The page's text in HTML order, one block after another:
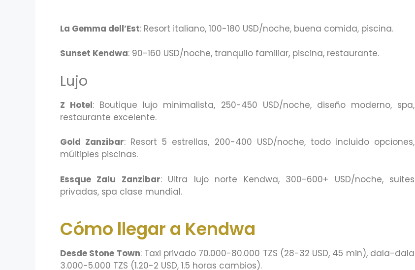
La Gemma dell’Est: Resort italiano, 100-180 USD/noche, buena comida, piscina.
Sunset Kendwa: 90-160 USD/noche, tranquilo familiar, piscina, restaurante.
Lujo
Z Hotel: Boutique lujo minimalista, 250-450 USD/noche, diseño moderno, spa,
restaurante excelente.
Gold Zanzibar: Resort 5 estrellas, 200-400 USD/noche, todo incluido opciones,
múltiples piscinas.
Essque Zalu Zanzibar: Ultra lujo norte Kendwa, 300-600+ USD/noche, suites
privadas, spa clase mundial.
Cómo llegar a Kendwa
Desde Stone Town: Taxi privado 70.000-80.000 TZS (28-32 USD, 45 min), dala-dala
3.000-5.000 TZS (1.20-2 USD, 1.5 horas cambios).